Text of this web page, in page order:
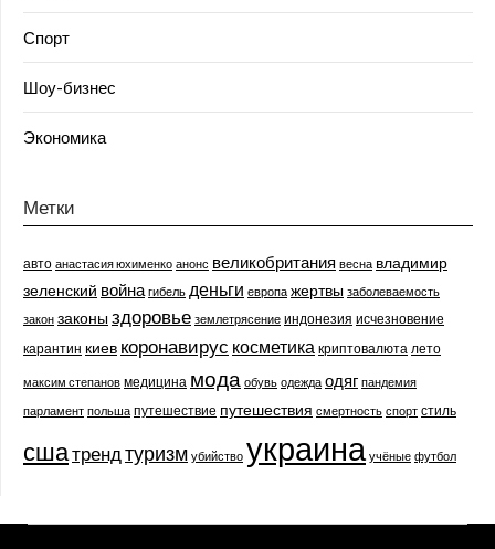
Спорт
Шоу-бизнес
Экономика
Метки
авто анастасия юхименко анонс великобритания весна владимир
зеленский война гибель деньги европа жертвы заболеваемость
закон законыздоровье землетрясение индонезия исчезновение
карантин киев коронавирус косметика криптовалюта лето
максим степанов медицина мода обувь одежда одяг пандемия
парламент польша путешествие путешествия смертность спорт стиль
сшатрендтуризм убийство украина учёные футбол